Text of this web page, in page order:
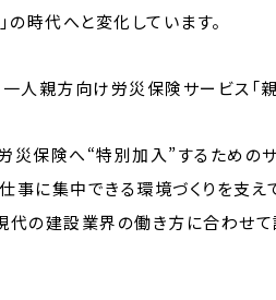
の時代へと変化しています。
人親方向け労災保険サービス「親
災保険へ“特別加入”するためのサ
に集中できる環境づくりを支え
代の建設業界の働き方に合わせ